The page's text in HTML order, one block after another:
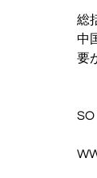
総
中
要
SO